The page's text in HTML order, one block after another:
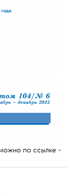
можно по ссылке -